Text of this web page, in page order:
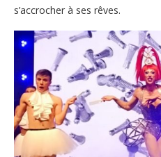
s’accrocher à ses rêves.